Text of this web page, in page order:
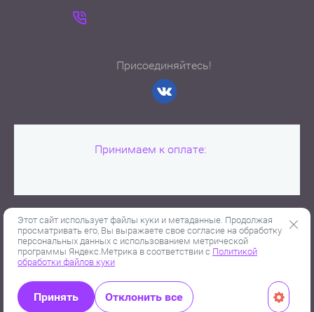
Присоединяйтесь!
Принимаем к оплате:
Copyright © 2010-2019 - 2026
Политика конфиденциальности
Мегагрупп.ру
Этот сайт использует файлы куки и метаданные. Продолжая
просматривать его, Вы выражаете свое согласие на обработку
персональных данных с использованием метрической
программы Яндекс.Метрика в соответствии с Политикой
обработки файлов куки
Принять Отклонить все